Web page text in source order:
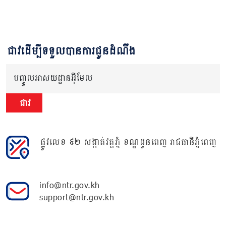
ជាវដើម្បីទទួលបានការជូនដំណឹង
បញ្ចូលអាសយដ្ឋានអ៊ីមែល
ជាវ
ផ្លូវលេខ ៩២ សង្កាត់វត្តភ្នំ ខណ្ឌដូនពេញ រាជធានីភ្នំពេញ
info@ntr.gov.kh
support@ntr.gov.kh